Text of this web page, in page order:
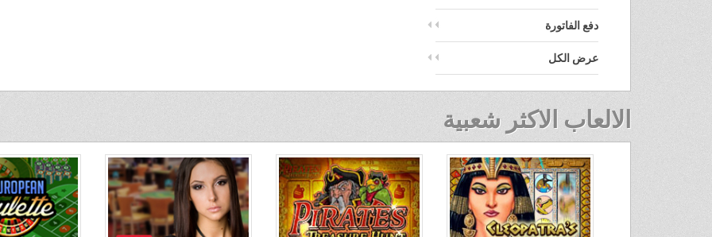
دفع الفاتورة
عرض الكل
الالعاب الاكثر شعبية
Play Now
Play Now
Play Now
Now